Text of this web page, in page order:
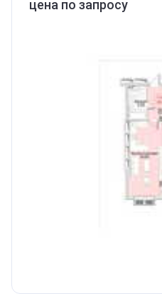
цена по запросу